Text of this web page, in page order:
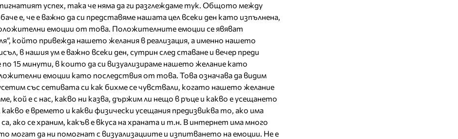
успех, така че няма да ги разглеждаме тук. Общото между
е, че е важно да си представяме нашата цел всеки ден като изпълнена,
емоции от това. Положителните емоции се явяват
който привежда нашето желания в реализация, а именно нашето
в нашия ум е важно всеки ден, сутрин след ставане и вечер преди
по 15 минути, в които да си визуализираме нашето желание като
емоции като последствия от това. Това означава да видим
със сетивата си как бихме се чувствали, когато нашето желание
кой е с нас, какво ни казва, държим ли нещо в ръце и какво е усещането
е времето и какви физически усещания предизвиква то, ако има
ако се храним, какъв е вкуса на храната и т.н. В интернет има много
могат да ни помогнат с визуализациите и изпитването на емоции. Не е